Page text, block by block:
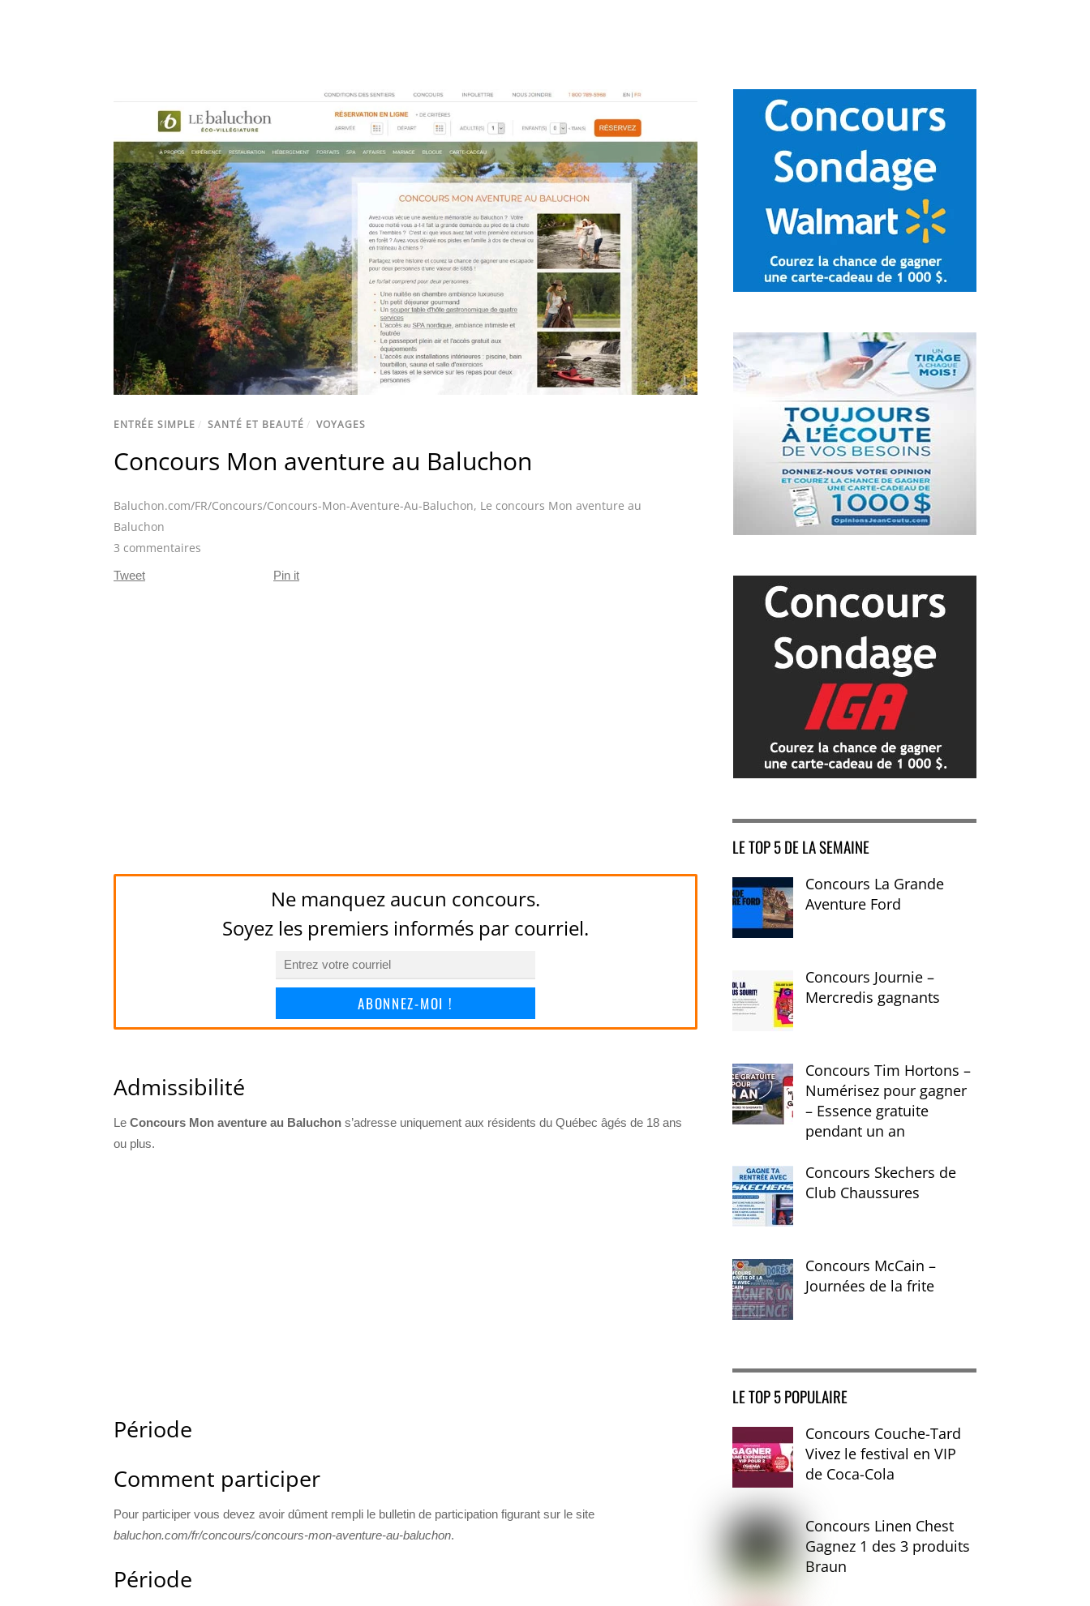
ENTRÉE SIMPLE / SANTÉ ET BEAUTÉ / VOYAGES
Concours Mon aventure au Baluchon
Baluchon.com/FR/Concours/Concours-Mon-Aventure-Au-Baluchon, Le concours Mon aventure au
Baluchon
3 commentaires
Tweet Pin it
Ne manquez aucun concours.
Soyez les premiers informés par courriel.
ABONNEZ-MOI !
Admissibilité
Le Concours Mon aventure au Baluchon s’adresse uniquement aux résidents du Québec âgés de 18 ans
ou plus.
Période
Comment participer
Pour participer vous devez avoir dûment rempli le bulletin de participation figurant sur le site
baluchon.com/fr/concours/concours-mon-aventure-au-baluchon.
Période
LE TOP 5 DE LA SEMAINE
Concours La Grande
Aventure Ford
Concours Journie –
Mercredis gagnants
Concours Tim Hortons –
Numérisez pour gagner
– Essence gratuite
pendant un an
Concours Skechers de
Club Chaussures
Concours McCain –
Journées de la frite
LE TOP 5 POPULAIRE
Concours Couche-Tard
Vivez le festival en VIP
de Coca-Cola
Concours Linen Chest
Gagnez 1 des 3 produits
Braun